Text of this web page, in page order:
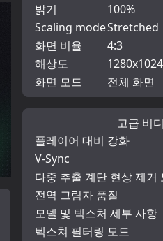
밝기
100%
Scaling modeStretched
화면 비율
4:3
해상도
1280x1024
화면 모드
전체 화면
고급 비
플레이어 대비 강화
V-Sync
다중 추출 계단 현상 제거
전역 그림자 품질
모델 및 텍스처 세부 사항
텍스쳐 필터링 모드